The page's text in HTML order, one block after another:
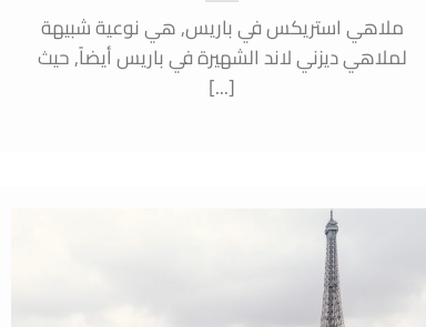
ملاهي استريكس في باريس, هي نوعية شبيهة
لملاهي ديزني لاند الشهيرة في باريس أيضاً, حيث
[...]